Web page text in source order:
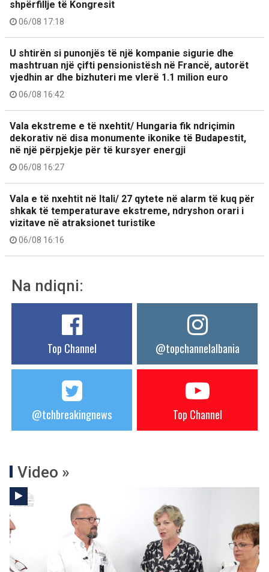
shpërfillje të Kongresit
06/08 17:18
U shtirën si punonjës të një kompanie sigurie dhe
mashtruan një çifti pensionistësh në Francë, autorët
vjedhin ar dhe bizhuteri me vlerë 1.1 milion euro
06/08 16:42
Vala ekstreme e të nxehtit/ Hungaria fik ndriçimin
dekorativ në disa monumente ikonike të Budapestit,
në një përpjekje për të kursyer energji
06/08 16:27
Vala e të nxehtit në Itali/ 27 qytete në alarm të kuq për
shkak të temperaturave ekstreme, ndryshon orari i
vizitave në atraksionet turistike
06/08 16:16
Na ndiqni:
Top Channel @topchannelalbania
@tchbreakingnews Top Channel
Video »